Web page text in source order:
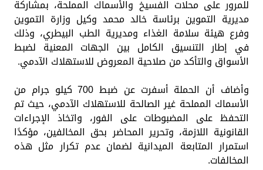
للمرور على محلات الفسيخ والأسماك المملحة، بمشاركة
مديرية التموين برئاسة خالد محمد وكيل وزارة التموين
وفرع هيئة سلامة الغذاء ومديرية الطب البيطري، وذلك
في إطار التنسيق الكامل بين الجهات المعنية لضبط
الأسواق والتأكد من صلاحية المعروض للاستهلاك الآدمي.
وأضاف أن الحملة أسفرت عن ضبط 700 كيلو جرام من
الأسماك المملحة غير الصالحة للاستهلاك الآدمي، حيث تم
التحفظ على المضبوطات على الفور، واتخاذ الإجراءات
القانونية اللازمة، وتحرير المحاضر بحق المخالفين، مؤكدًا
استمرار المتابعة الميدانية لضمان عدم تكرار مثل هذه
المخالفات.